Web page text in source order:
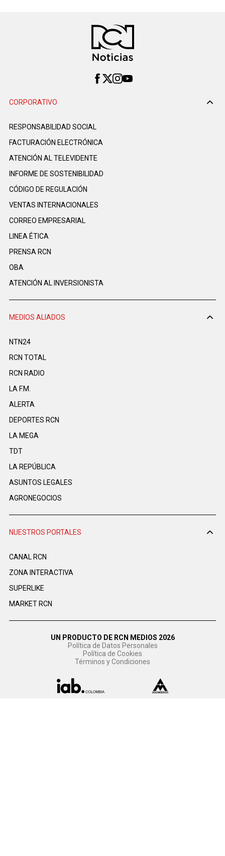
CORPORATIVO
RESPONSABILIDAD SOCIAL
FACTURACIÓN ELECTRÓNICA
ATENCIÓN AL TELEVIDENTE
INFORME DE SOSTENIBILIDAD
CÓDIGO DE REGULACIÓN
VENTAS INTERNACIONALES
CORREO EMPRESARIAL
LINEA ÉTICA
PRENSA RCN
OBA
ATENCIÓN AL INVERSIONISTA
MEDIOS ALIADOS
NTN24
RCN TOTAL
RCN RADIO
LA F.M.
ALERTA
DEPORTES RCN
LA MEGA
TDT
LA REPÚBLICA
ASUNTOS LEGALES
AGRONEGOCIOS
NUESTROS PORTALES
CANAL RCN
ZONA INTERACTIVA
SUPERLIKE
MARKET RCN
UN PRODUCTO DE RCN MEDIOS 2026
Política de Datos Personales
Política de Cookies
Términos y Condiciones